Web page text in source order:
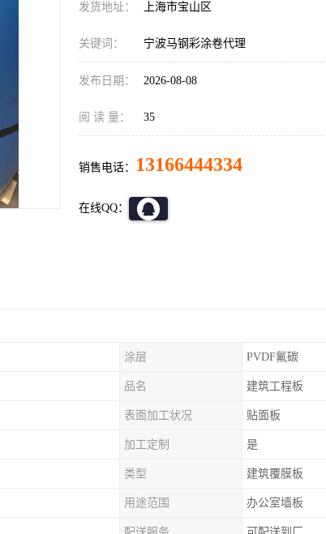
发货地址： 上海市宝山区
关键词： 宁波马钢彩涂卷代理
发布日期： 2026-08-08
阅 读 量： 35
销售电话： 13166444334
在线QQ：
涂层 PVDF氟碳
品名 建筑工程板
表面加工状况 贴面板
加工定制 是
类型 建筑覆膜板
用途范围 办公室墙板